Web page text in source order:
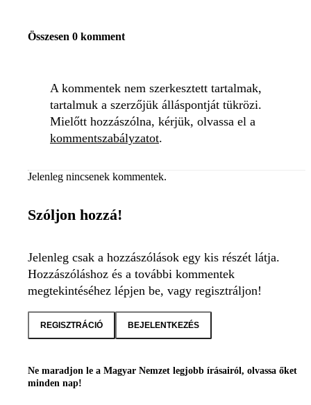
Összesen 0 komment
A kommentek nem szerkesztett tartalmak,
tartalmuk a szerzőjük álláspontját tükrözi.
Mielőtt hozzászólna, kérjük, olvassa el a
kommentszabályzatot.
Jelenleg nincsenek kommentek.
Szóljon hozzá!
Jelenleg csak a hozzászólások egy kis részét látja.
Hozzászóláshoz és a további kommentek
megtekintéséhez lépjen be, vagy regisztráljon!
REGISZTRÁCIÓ BEJELENTKEZÉS
Ne maradjon le a Magyar Nemzet legjobb írásairól, olvassa őket
minden nap!